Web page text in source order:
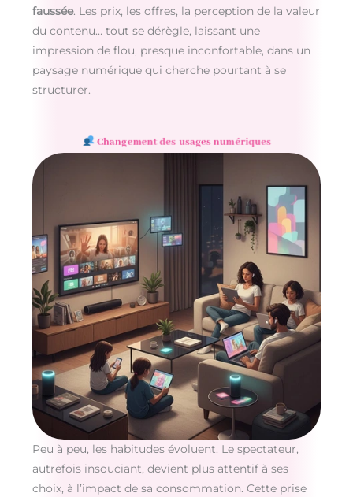
faussée. Les prix, les offres, la perception de la valeur
du contenu… tout se dérègle, laissant une
impression de flou, presque inconfortable, dans un
paysage numérique qui cherche pourtant à se
structurer.
Changement des usages numériques
Peu à peu, les habitudes évoluent. Le spectateur,
autrefois insouciant, devient plus attentif à ses
choix, à l’impact de sa consommation. Cette prise